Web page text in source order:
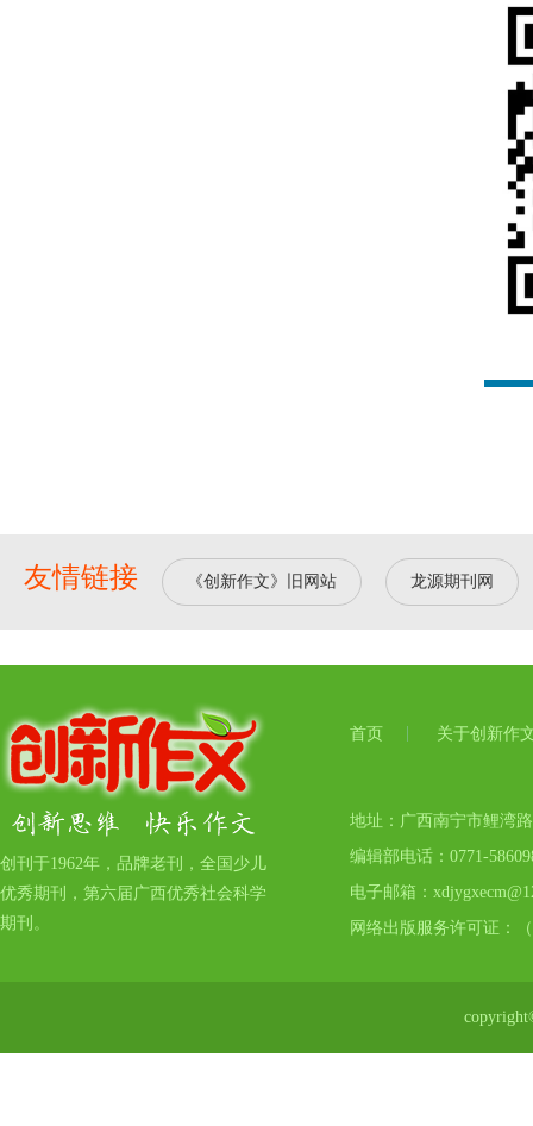
友情链接 《创新作文》旧网站 龙源期刊网
创刊于1962年，品牌老刊，全国少儿
优秀期刊，第六届广西优秀社会科学
期刊。
首页 关于创新作
地址：广西南宁市鲤湾
编辑部电话：0771-
电子邮箱：
网络出版服务许可证：